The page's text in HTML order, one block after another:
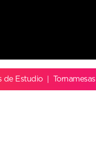
de Estudio Tornamesas